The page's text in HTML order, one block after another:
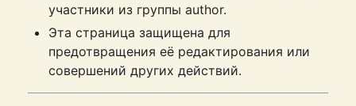
участники из группы author.
Эта страница защищена для
предотвращения её редактирования или
совершений других действий.